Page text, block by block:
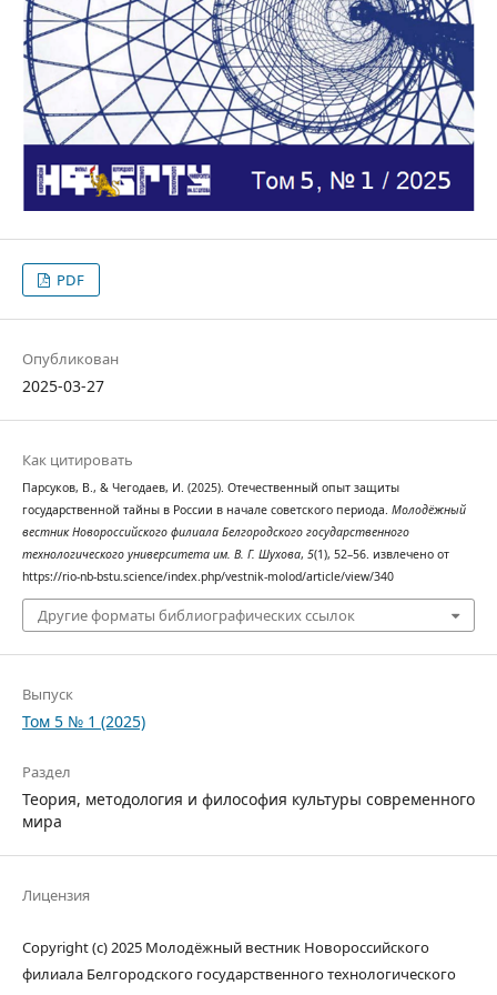
PDF
Опубликован
2025-03-27
Как цитировать
Парсуков, В., & Чегодаев, И. (2025). Отечественный опыт защиты
государственной тайны в России в начале советского периода. Молодёжный
вестник Новороссийского филиала Белгородского государственного
технологического университета им. В. Г. Шухова, 5(1), 52–56. извлечено от
https://rio-nb-bstu.science/index.php/vestnik-molod/article/view/340
Другие форматы библиографических ссылок
Выпуск
Том 5 № 1 (2025)
Раздел
Теория, методология и философия культуры современного
мира
Лицензия
Copyright (c) 2025 Молодёжный вестник Новороссийского
филиала Белгородского государственного технологического